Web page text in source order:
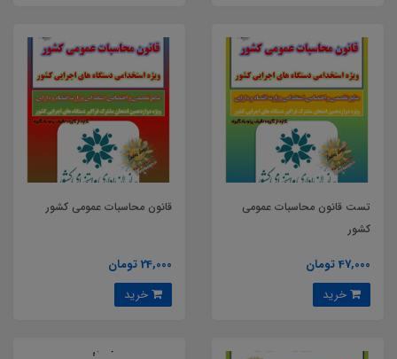
تست قانون محاسبات عمومی
کشور
47,000 تومان
قانون محاسبات عمومی کشور
24,000 تومان